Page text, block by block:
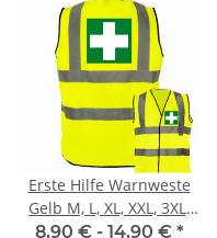
Erste Hilfe Warnweste
Gelb M, L, XL, XXL, 3XL,
4XL
8,90 € - 14,90 € *